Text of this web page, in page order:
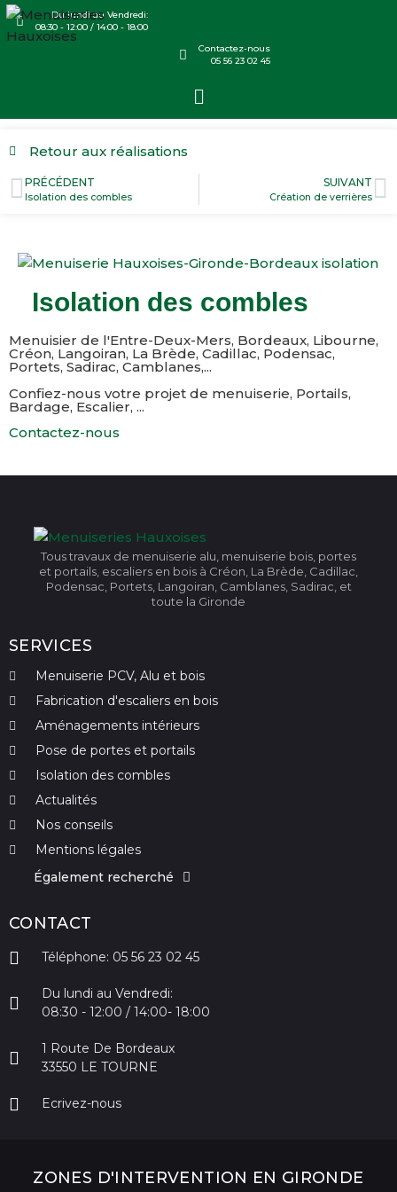
Du lundi au Vendredi:
08:30 - 12:00 / 14:00 - 18:00
Contactez-nous
05 56 23 02 45
Retour aux réalisations
PRÉCÉDENT
Isolation des combles
SUIVANT
Création de verrières
Isolation des combles
Menuisier de l'Entre-Deux-Mers, Bordeaux, Libourne,
Créon, Langoiran, La Brède, Cadillac, Podensac,
Portets, Sadirac, Camblanes,...​
Confiez-nous votre projet de menuiserie, Portails,
Bardage, Escalier, ...
Contactez-nous
Tous travaux de menuiserie alu, menuiserie bois, portes
et portails, escaliers en bois à Créon, La Brède, Cadillac,
Podensac, Portets, Langoiran, Camblanes, Sadirac, et
toute la Gironde
SERVICES
Menuiserie PCV, Alu et bois
Fabrication d'escaliers en bois
Aménagements intérieurs
Pose de portes et portails
Isolation des combles
Actualités
Nos conseils
Mentions légales
Également recherché
CONTACT
Téléphone: 05 56 23 02 45
Du lundi au Vendredi:
08:30 - 12:00 / 14:00- 18:00
1 Route De Bordeaux
33550 LE TOURNE
Ecrivez-nous
ZONES D'INTERVENTION EN GIRONDE